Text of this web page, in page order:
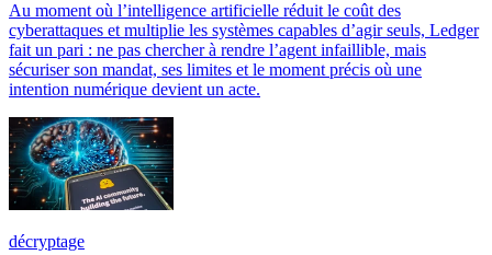
Au moment où l’intelligence artificielle réduit le coût des
cyberattaques et multiplie les systèmes capables d’agir seuls, Ledger
fait un pari : ne pas chercher à rendre l’agent infaillible, mais
sécuriser son mandat, ses limites et le moment précis où une
intention numérique devient un acte.
décryptage